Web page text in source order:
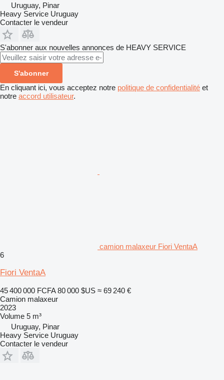
Uruguay, Pinar
Heavy Service Uruguay
Contacter le vendeur
S'abonner aux nouvelles annonces de HEAVY SERVICE
S'abonner
En cliquant ici, vous acceptez notre politique de confidentialité et
notre accord utilisateur.
camion malaxeur Fiori VentaA
6
Fiori VentaA
45 400 000 FCFA 80 000 $US ≈ 69 240 €
Camion malaxeur
2023
Volume 5 m³
Uruguay, Pinar
Heavy Service Uruguay
Contacter le vendeur